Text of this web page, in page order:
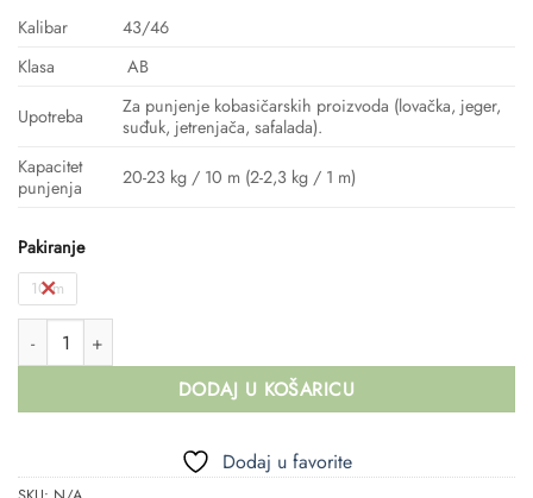
Kalibar
43/46
Klasa
AB
Upotreba
Za punjenje kobasičarskih proizvoda (lovačka, jeger,
suđuk, jetrenjača, safalada).
Kapacitet
punjenja
20-23 kg / 10 m (2-2,3 kg / 1 m)
Pakiranje
10 m
GOVEĐA CRIJEVA OKRUGLA 43/46 količina
DODAJ U KOŠARICU
Dodaj u favorite